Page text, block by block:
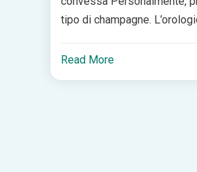
tipo di champagne.
Read More